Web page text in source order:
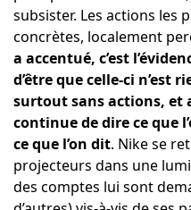
subsister. Les actions les
concrètes, localement
a accentué, c’est
d’être que celle-ci n’est
surtout sans actions, et
continue de dire ce que
ce que l’on dit. Nike se
projecteurs dans une
des comptes lui sont